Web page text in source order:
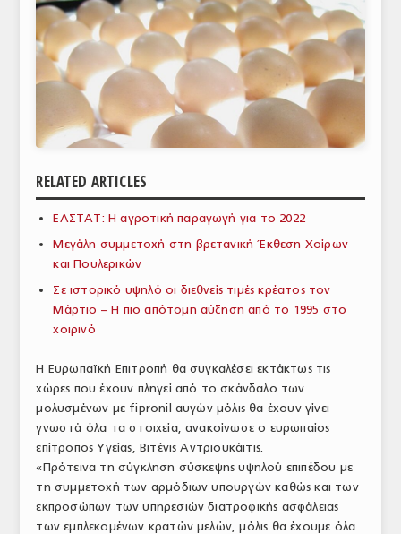
ΕΙΔΗΣΕΙΣ
ΕΥΡΩΠΑΪΚΕΣ ΑΠΟΦΑΣΕΙΣ
ΘΕΜΑΤΑ
ΕΜΠΟΡΙΚΟΣ ΚΑΤΑΛΟΓΟΣ
ΠΑΡΑΓΩΓΗ & ΕΜΠΟΡΙΑ
ΣΦΑΓΕΙΑ
ΠΡΩΤΕΣ ΥΛΕΣ
ΕΞΟΠΛΙΣΜΟΣ
ΥΠΗΡΕΣΙΕΣ
ΕΜΠΟΡΙΚΟΙ ΑΝΤΙΠΡΟΣΩΠΟΙ
ΝΟΜΟΘΕΣΙΑ
ΕΛΛΗΝΙΚΗ ΝΟΜΟΘΕΣΙΑ
ΕΥΡΩΠΑΪΚΗ ΝΟΜΟΘΕΣΙΑ
ΤΟ ΠΕΡΙΟΔΙΚΟ
RELATED ARTICLES
ΕΛΣΤΑΤ: Η αγροτική παραγωγή για το 2022
Μεγάλη συμμετοχή στη βρετανική Έκθεση Χοίρων
και Πουλερικών
Σε ιστορικό υψηλό οι διεθνείς τιμές κρέατος τον
Μάρτιο – Η πιο απότομη αύξηση από το 1995 στο
χοιρινό
Η Ευρωπαϊκή Επιτροπή θα συγκαλέσει εκτάκτως τις
χώρες που έχουν πληγεί από το σκάνδαλο των
μολυσμένων με fipronil αυγών μόλις θα έχουν γίνει
γνωστά όλα τα στοιχεία, ανακοίνωσε ο ευρωπαίος
επίτροπος Υγείας, Βιτένις Αντριουκάιτις.
«Πρότεινα τη σύγκληση σύσκεψης υψηλού επιπέδου με
τη συμμετοχή των αρμόδιων υπουργών καθώς και των
εκπροσώπων των υπηρεσιών διατροφικής ασφάλειας
των εμπλεκομένων κρατών μελών, μόλις θα έχουμε όλα